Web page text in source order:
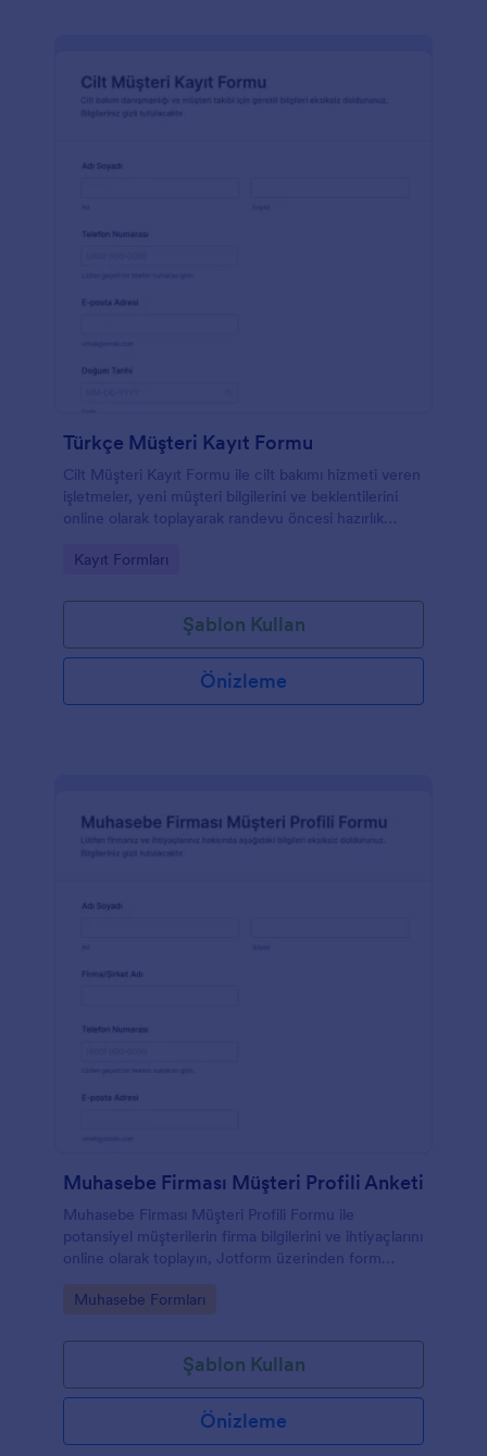
Türkçe Müşteri Kayıt Formu
Cilt Müşteri Kayıt Formu ile cilt bakımı hizmeti veren
işletmeler, yeni müşteri bilgilerini ve beklentilerini
online olarak toplayarak randevu öncesi hazırlık
Go to Category:
Kayıt Formları
Şablon Kullan
Önizleme
Muhasebe Firması Müşteri Profili Anketi
Muhasebe Firması Müşteri Profili Formu ile
potansiyel müşterilerin firma bilgilerini ve ihtiyaçlarını
online olarak toplayın, Jotform üzerinden form
kabul sürecinizi hızlandırın.
Go to Category:
Muhasebe Formları
Şablon Kullan
Önizleme